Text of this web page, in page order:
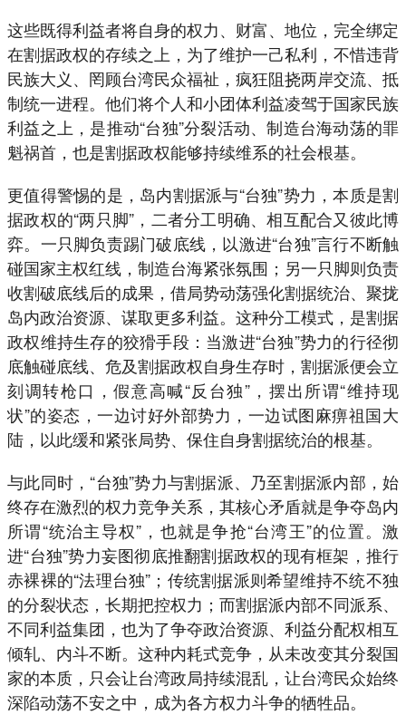
这些既得利益者将自身的权力、财富、地位，完全绑定
在割据政权的存续之上，为了维护一己私利，不惜违背
民族大义、罔顾台湾民众福祉，疯狂阻挠两岸交流、抵
制统一进程。他们将个人和小团体利益凌驾于国家民族
利益之上，是推动“台独”分裂活动、制造台海动荡的罪
魁祸首，也是割据政权能够持续维系的社会根基。
更值得警惕的是，岛内割据派与“台独”势力，本质是割
据政权的“两只脚”，二者分工明确、相互配合又彼此博
弈。一只脚负责踢门破底线，以激进“台独”言行不断触
碰国家主权红线，制造台海紧张氛围；另一只脚则负责
收割破底线后的成果，借局势动荡强化割据统治、聚拢
岛内政治资源、谋取更多利益。这种分工模式，是割据
政权维持生存的狡猾手段：当激进“台独”势力的行径彻
底触碰底线、危及割据政权自身生存时，割据派便会立
刻调转枪口，假意高喊“反台独”，摆出所谓“维持现
状”的姿态，一边讨好外部势力，一边试图麻痹祖国大
陆，以此缓和紧张局势、保住自身割据统治的根基。
与此同时，“台独”势力与割据派、乃至割据派内部，始
终存在激烈的权力竞争关系，其核心矛盾就是争夺岛内
所谓“统治主导权”，也就是争抢“台湾王”的位置。激
进“台独”势力妄图彻底推翻割据政权的现有框架，推行
赤裸裸的“法理台独”；传统割据派则希望维持不统不独
的分裂状态，长期把控权力；而割据派内部不同派系、
不同利益集团，也为了争夺政治资源、利益分配权相互
倾轧、内斗不断。这种内耗式竞争，从未改变其分裂国
家的本质，只会让台湾政局持续混乱，让台湾民众始终
深陷动荡不安之中，成为各方权力斗争的牺牲品。